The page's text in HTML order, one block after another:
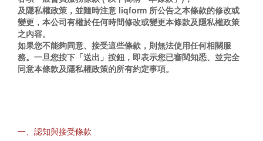
及隱私權政策，並隨時注意 liqform 所公告之本條款的修改或
變更，本公司有權於任何時間修改或變更本條款及隱私權政策
之內容。
如果您不能夠同意、接受這些條款，則無法使用任何相關服
務。一旦您按下「送出」按鈕，即表示您已審閱知悉、並完全
同意本條款及隱私權政策的所有約定事項。
一、認知與接受條款